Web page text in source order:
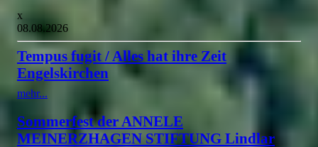
x
08.08.2026
Tempus fugit / Alles hat ihre Zeit
Engelskirchen
mehr...
Sommerfest der ANNELE
MEINERZHAGEN STIFTUNG Lindlar